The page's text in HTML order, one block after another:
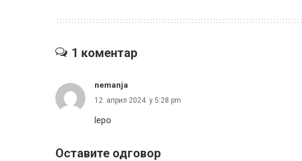
1 коментар
nemanja
12. април 2024. у 5:28 pm
lepo
Оставите одговор